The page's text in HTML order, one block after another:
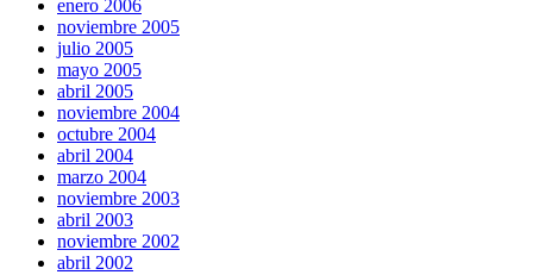
enero 2006
noviembre 2005
julio 2005
mayo 2005
abril 2005
noviembre 2004
octubre 2004
abril 2004
marzo 2004
noviembre 2003
abril 2003
noviembre 2002
abril 2002